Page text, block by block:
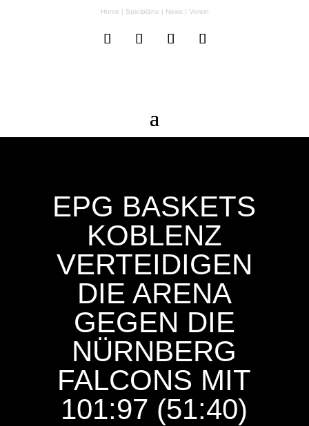
Home | Spielpläne | News| Verein
EPG BASKETS
KOBLENZ
VERTEIDIGEN
DIE ARENA
GEGEN DIE
NÜRNBERG
FALCONS MIT
101:97 (51:40)